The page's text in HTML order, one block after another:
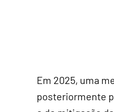
Em 2025, uma
posteriormente